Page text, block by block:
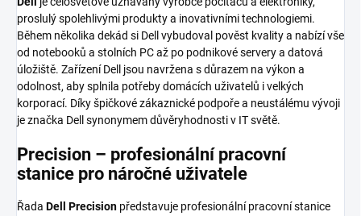
proslulý spolehlivými produkty a inovativními technologiemi.
Během několika dekád si Dell vybudoval pověst kvality a nabízí vše
od notebooků a stolních PC až po podnikové servery a datová
úložiště. Zařízení Dell jsou navržena s důrazem na výkon a
odolnost, aby splnila potřeby domácích uživatelů i velkých
korporací. Díky špičkové zákaznické podpoře a neustálému vývoji
je značka Dell synonymem důvěryhodnosti v IT světě.
Precision – profesionální pracovní
stanice pro náročné uživatele
Řada Dell Precision představuje profesionální pracovní stanice